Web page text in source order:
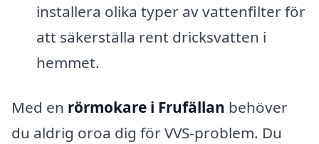
installera olika typer av vattenfilter för
att säkerställa rent dricksvatten i
hemmet.
Med en rörmokare i Frufällan behöver
du aldrig oroa dig för VVS-problem. Du